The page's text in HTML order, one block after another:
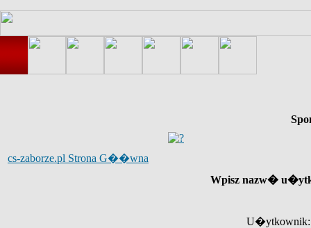
cs-zaborze.pl Strona G��wna
Wpisz nazw�
U�ytkownik: